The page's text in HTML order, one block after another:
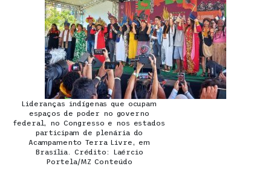
Lideranças indígenas que ocupam
espaços de poder no governo
federal, no Congresso e nos estados
participam de plenária do
Acampamento Terra Livre, em
Brasília. Crédito: Laércio
Portela/MZ Conteúdo